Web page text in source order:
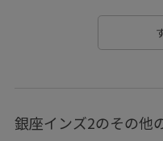
お手入れしやすい お
きれいに見
やや長め イージーケア
銀座インズ2のその他